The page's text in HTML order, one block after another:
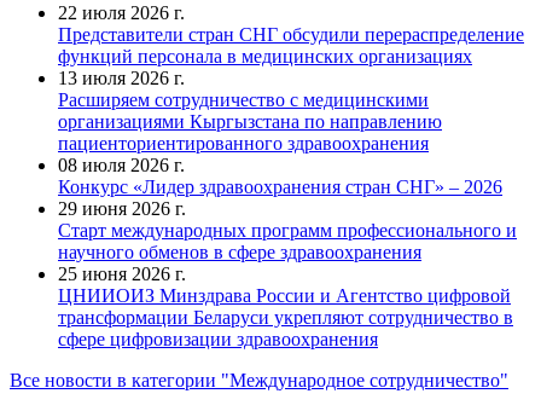
22 июля 2026 г.
Представители стран СНГ обсудили перераспределение
функций персонала в медицинских организациях
13 июля 2026 г.
Расширяем сотрудничество с медицинскими
организациями Кыргызстана по направлению
пациенториентированного здравоохранения
08 июля 2026 г.
Конкурс «Лидер здравоохранения стран СНГ» – 2026
29 июня 2026 г.
Старт международных программ профессионального и
научного обменов в сфере здравоохранения
25 июня 2026 г.
ЦНИИОИЗ Минздрава России и Агентство цифровой
трансформации Беларуси укрепляют сотрудничество в
сфере цифровизации здравоохранения
Все новости в категории "Международное сотрудничество"